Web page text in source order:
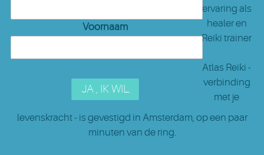
Voornaam
ervaring als
healer en
Reiki trainer
Atlas Reiki -
verbinding
met je
levenskracht - is gevestigd in Amsterdam , op een paar
minuten van de ring.